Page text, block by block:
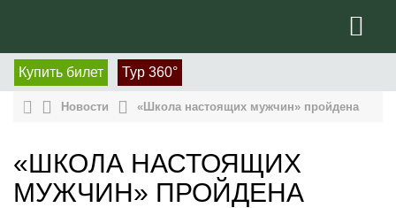
Купить билет Тур 360°
Новости «Школа настоящих мужчин» пройдена
«ШКОЛА НАСТОЯЩИХ
МУЖЧИН» ПРОЙДЕНА